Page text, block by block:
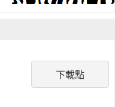
下載點